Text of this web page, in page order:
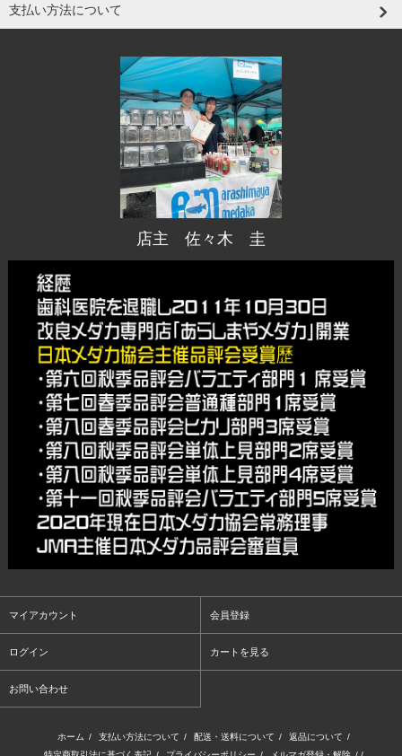
支払い方法について
店主 佐々木 圭
マイアカウント 会員登録
ログイン カートを見る
お問い合わせ
ホーム / 支払い方法について / 配送・送料について / 返品について /